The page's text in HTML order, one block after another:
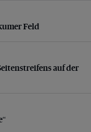
Feld
Feld
auf der A3
auf der